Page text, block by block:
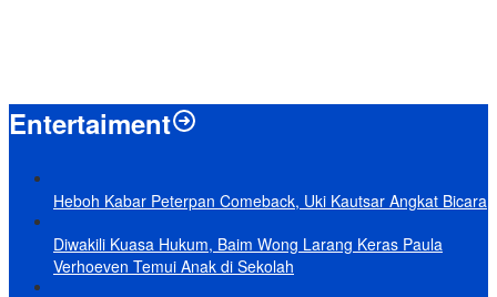
Entertaiment
Heboh Kabar Peterpan Comeback, Uki Kautsar Angkat Bicara
Diwakili Kuasa Hukum, Baim Wong Larang Keras Paula
Verhoeven Temui Anak di Sekolah